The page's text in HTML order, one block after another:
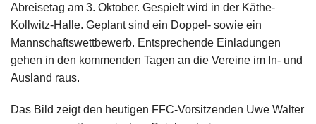
Abreisetag am 3. Oktober. Gespielt wird in der Käthe-
Kollwitz-Halle. Geplant sind ein Doppel- sowie ein
Mannschaftswettbewerb. Entsprechende Einladungen
gehen in den kommenden Tagen an die Vereine im In- und
Ausland raus.
Das Bild zeigt den heutigen FFC-Vorsitzenden Uwe Walter